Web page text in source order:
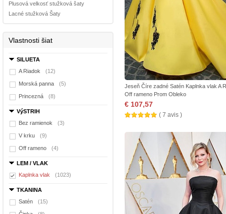
Plusová velkosť stužková šaty
Lacné stužková Šaty
Vlastnosti šiat
SILUETA
A Riadok
(12)
Morská panna (5)
Princezná (8)
VýSTRIH
Bez ramienok
(3)
V krku (9)
Off rameno (4)
LEM / VLAK
Kaplnka vlak
(1023)
TKANINA
Satén
(15)
Jeseň Číre zadné Satén Kaplnka vlak A
Off rameno Prom Obleko
€ 107,57
( 7 avis )